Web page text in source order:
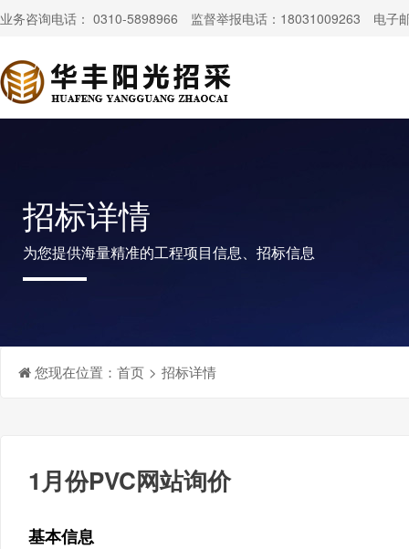
业务咨询电话： 0310-5898966 监督举报电话：18031009263 电子
招标详情
为您提供海量精准的工程项目信息、招标信息
您现在位置： 首页 > 招标详情
1月份PVC网站询价
基本信息